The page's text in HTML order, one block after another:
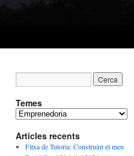
Temes
T
m
e
Articles recents
Fitxa de Tutoria: Construint el meu